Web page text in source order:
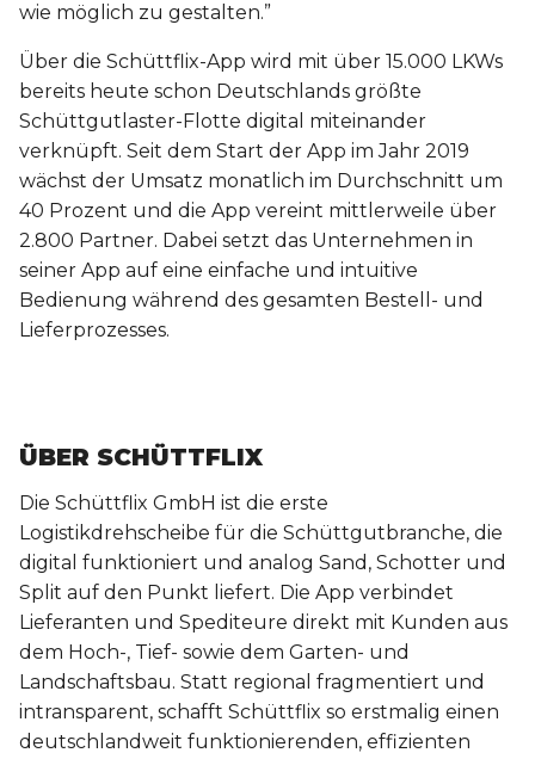
wie möglich zu gestalten.”
Über die Schüttflix-App wird mit über 15.000 LKWs
bereits heute schon Deutschlands größte
Schüttgutlaster-Flotte digital miteinander
verknüpft. Seit dem Start der App im Jahr 2019
wächst der Umsatz monatlich im Durchschnitt um
40 Prozent und die App vereint mittlerweile über
2.800 Partner. Dabei setzt das Unternehmen in
seiner App auf eine einfache und intuitive
Bedienung während des gesamten Bestell- und
Lieferprozesses.
ÜBER SCHÜTTFLIX
Die Schüttflix GmbH ist die erste
Logistikdrehscheibe für die Schüttgutbranche, die
digital funktioniert und analog Sand, Schotter und
Split auf den Punkt liefert. Die App verbindet
Lieferanten und Spediteure direkt mit Kunden aus
dem Hoch-, Tief- sowie dem Garten- und
Landschaftsbau. Statt regional fragmentiert und
intransparent, schafft Schüttflix so erstmalig einen
deutschlandweit funktionierenden, effizienten